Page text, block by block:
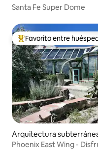
Santa Fe Super Dome
Favorito entre
Favorito entre
Arquitectura
Phoenix East Wing -